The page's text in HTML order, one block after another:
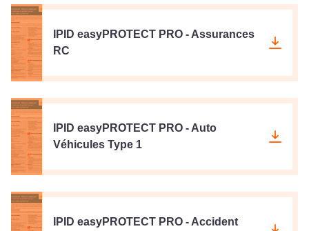
IPID easyPROTECT PRO - Assurances
RC
IPID easyPROTECT PRO - Auto
Véhicules Type 1
IPID easyPROTECT PRO - Accident